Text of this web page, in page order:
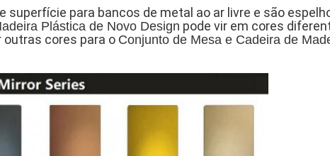
superfície para bancos de metal ao ar livre e são
Plástica de Novo Design pode vir em cores
outras cores para o Conjunto de Mesa e Cadeira de